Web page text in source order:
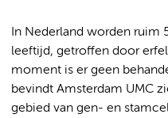
In Nederland worden ruim
leeftijd, getroffen door
moment is er geen
bevindt Amsterdam UMC
gebied van gen- en